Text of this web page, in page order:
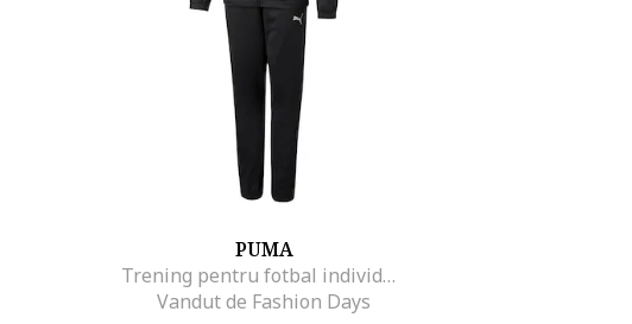
PUMA
Trening pentru fotbal individualRISE
Vandut de Fashion Days